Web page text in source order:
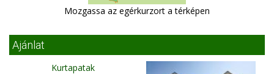
Mozgassa az egérkurzort a térképen
Ajánlat
Kurtapatak